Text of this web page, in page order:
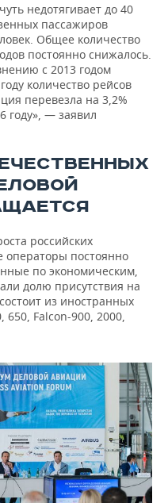
недотягивает до 40
пассажиров
Общее количество
постоянно снижалось.
с 2013 годом
количество рейсов
перевезла на 3,2%
году», — заявил
российских
постоянно
по экономическим,
долю присутствия на
из иностранных
650, Falcon-900, 2000,